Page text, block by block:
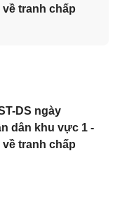
tranh chấp
DS ngày
dân khu vực 1 -
tranh chấp